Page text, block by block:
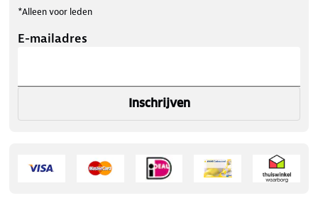
*Alleen voor leden
E-mailadres
Inschrijven